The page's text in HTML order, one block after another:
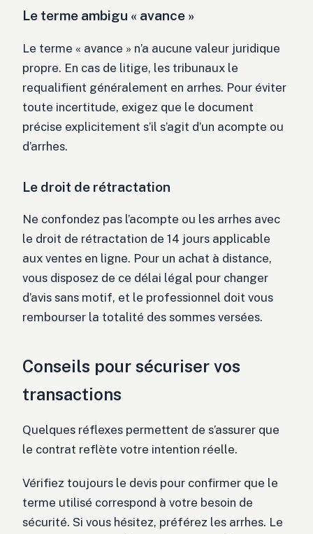
Le terme ambigu « avance »
Le terme « avance » n’a aucune valeur juridique
propre. En cas de litige, les tribunaux le
requalifient généralement en arrhes. Pour éviter
toute incertitude, exigez que le document
précise explicitement s’il s’agit d’un acompte ou
d’arrhes.
Le droit de rétractation
Ne confondez pas l’acompte ou les arrhes avec
le droit de rétractation de 14 jours applicable
aux ventes en ligne. Pour un achat à distance,
vous disposez de ce délai légal pour changer
d’avis sans motif, et le professionnel doit vous
rembourser la totalité des sommes versées.
Conseils pour sécuriser vos
transactions
Quelques réflexes permettent de s’assurer que
le contrat reflète votre intention réelle.
Vérifiez toujours le devis pour confirmer que le
terme utilisé correspond à votre besoin de
sécurité. Si vous hésitez, préférez les arrhes. Le